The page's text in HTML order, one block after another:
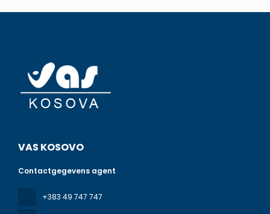
VAS KOSOVO
Contactgegevens agent
+383 49 747 747